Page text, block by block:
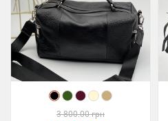
3 800.00 грн